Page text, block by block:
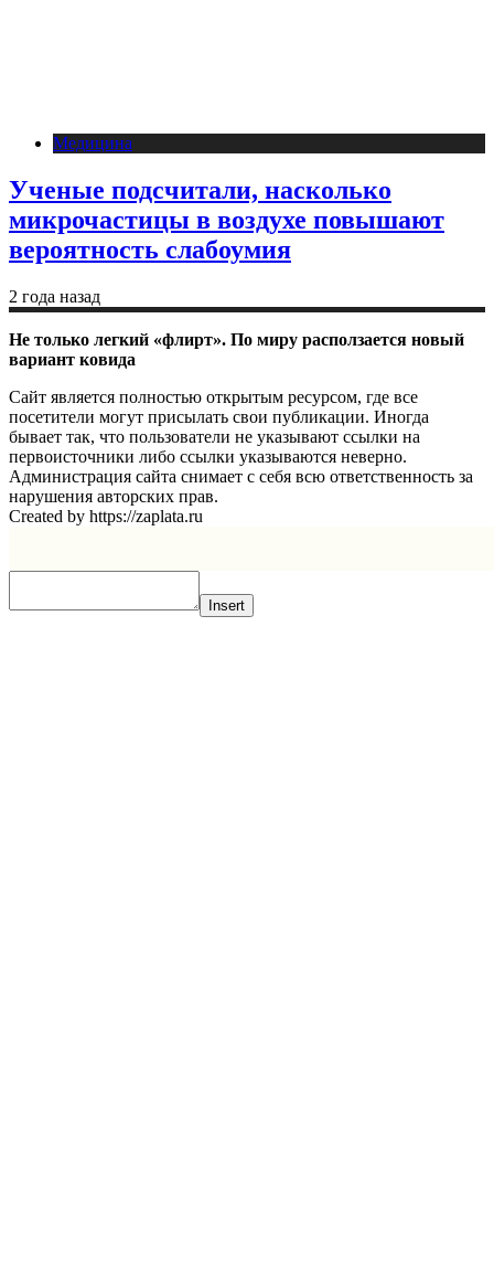
Медицина
Ученые подсчитали, насколько
микрочастицы в воздухе повышают
вероятность слабоумия
2 года назад
Не только легкий «флирт». По миру расползается новый
вариант ковида
Сайт является полностью открытым ресурсом, где все
посетители могут присылать свои публикации. Иногда
бывает так, что пользователи не указывают ссылки на
первоисточники либо ссылки указываются неверно.
Администрация сайта снимает с себя всю ответственность за
нарушения авторских прав.
Created by https://zaplata.ru
Insert